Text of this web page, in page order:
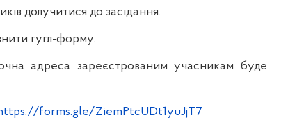
долучитися до засідання.
гугл-форму.
адреса зареєстрованим учасникам буде
https://forms.gle/ZiemPtcUDt1yuJjT7